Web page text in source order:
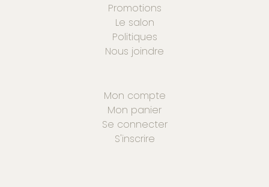
Promotions
Le salon
Politiques
Nous joindre
Mon compte
Mon panier
Se connecter
S'inscrire